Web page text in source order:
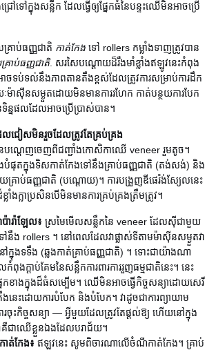
ទៅក្នុងសន្លឹក ដែលធ្វើឲ្យផ្នែកធំនៃបន្ទះឈើមិនអាចប្រើ
រាប់ធញ្ញជាតិ កាត់កែង ទៅ rollers កម្លាំងទាញត្រូវបាន
ាប់ធញ្ញជាតិ. សរសៃបណ្តោយដ៏រឹងមាំខ្លាំងឥឡូវនេះកំពុង
ចទប់ទល់នឹងភាពតានតឹងខ្ពស់ដែលត្រូវការសម្រាប់ការដឹក
ាស៊ីនសម្ងួតដោយមិនមានការរហែក កាត់បន្ថយការបែក
ទិន្នផលដែលអាចប្រើប្រាស់បាន។
លជៀសមិនរួចដែលត្រូវតែគ្រប់គ្រង
បណ្តេញចេញពីជញ្ជាំងកោសិកាឈើ veneer រួមតូច។
បំផុត​ក្នុង​ទិស​កាត់​កែង​ទៅ​នឹង​គ្រាប់​ធញ្ញជាតិ (តង់សង់) និង​
រាប់​ធញ្ញជាតិ (បណ្តោយ)។ ការបង្រួញឌីផេរ៉ង់ស្យែលនេះ
លាំងក្លាប្រសិនបើមិនមានការគ្រប់គ្រងត្រឹមត្រូវ។
ារ៉ាឡែល៖ ស្រមៃមើលសន្លឹកនៃ veneer ដែលស៊ីជាមួយ
នឹង rollers ។ នៅពេលដែលវាផ្លាស់ទីតាមម៉ាស៊ីនសម្ងួតវា
ក្នុងទទឹង (ឆ្លងកាត់គ្រាប់ធញ្ញជាតិ) ។ ទោះជាយ៉ាងណា
ងក្តាប់គែមនៃសន្លឹកការពារការរួញធម្មជាតិនេះ។ នេះ
ែកខាងក្នុងដ៏ធំសម្បើម។ ឈើមិនអាចធ្វើកិច្ចសន្យាដោយសេរី
ងនេះដោយការបំបែក និងបំបែក។ វាដូចជាការព្យាយាម
រចុះកិច្ចសន្យា — អ្វីមួយដែលត្រូវតែផ្តល់ឱ្យ ហើយនៅក្នុង
គឺជាឈើខ្លួនឯងដែលបរាជ័យ។
ត់កែង៖ ឥឡូវនេះ សូមពិចារណាលើចំណីកាត់កែង។ គ្រាប់